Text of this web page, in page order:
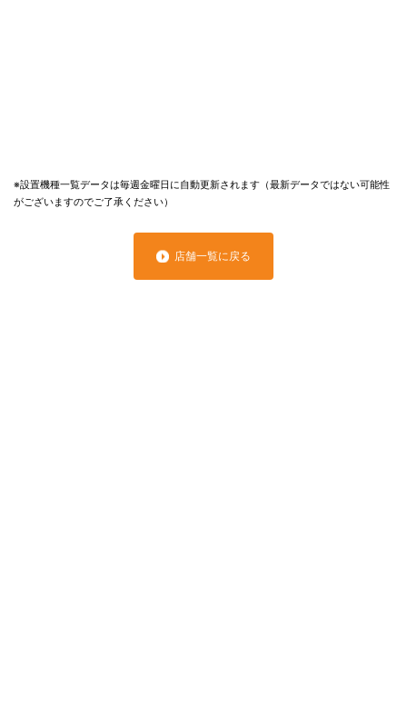
※設置機種一覧データは毎週金曜日に自動更新されます（最新データではない可能性
がございますのでご了承ください）
店舗一覧に戻る